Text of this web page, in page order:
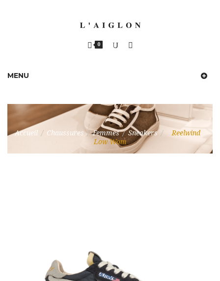
0
MENU
Accueil / Chaussures / Femmes / Sneakers /
Reelwind
Low Wom